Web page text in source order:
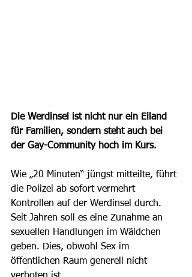
Die Werdinsel ist nicht nur ein Eiland
für Familien, sondern steht auch bei
der Gay-Community hoch im Kurs.
Wie „20 Minuten“ jüngst mitteilte, führt
die Polizei ab sofort vermehrt
Kontrollen auf der Werdinsel durch.
Seit Jahren soll es eine Zunahme an
sexuellen Handlungen im Wäldchen
geben. Dies, obwohl Sex im
öffentlichen Raum generell nicht